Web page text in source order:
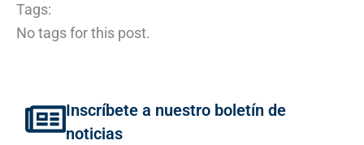
Tags:
No tags for this post.
Inscríbete a nuestro boletín de
noticias